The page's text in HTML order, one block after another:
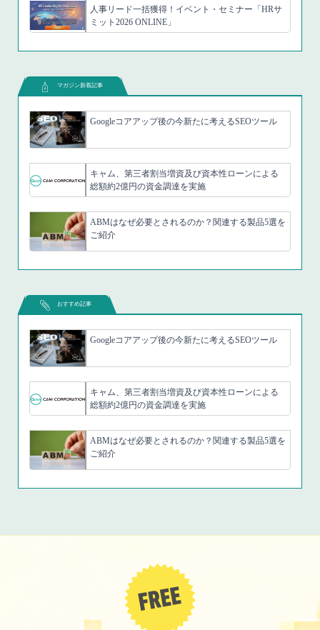
人事リード一括獲得！イベント・セミナー「HRサ
ミット2026 ONLINE」
マガジン新着記事
Googleコアアップ後の今新たに考えるSEOツール
キャム、第三者割当増資及び資本性ローンによる
総額約2億円の資金調達を実施
ABMはなぜ必要とされるのか？関連する製品5選を
ご紹介
おすすめ記事
Googleコアアップ後の今新たに考えるSEOツール
キャム、第三者割当増資及び資本性ローンによる
総額約2億円の資金調達を実施
ABMはなぜ必要とされるのか？関連する製品5選を
ご紹介